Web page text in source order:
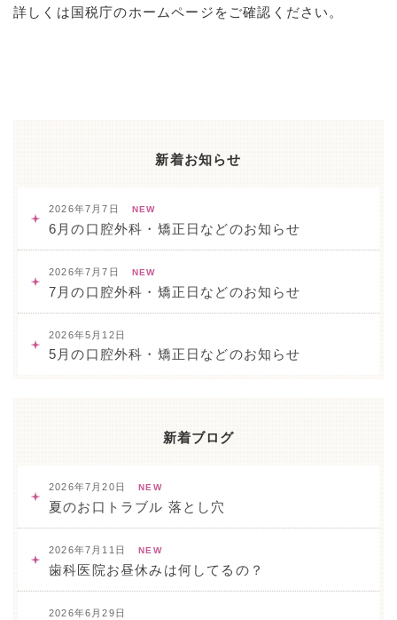
詳しくは国税庁のホームページをご確認ください。
新着お知らせ
2026年7月7日 NEW
6月の口腔外科・矯正日などのお知らせ
2026年7月7日 NEW
7月の口腔外科・矯正日などのお知らせ
2026年5月12日
5月の口腔外科・矯正日などのお知らせ
新着ブログ
2026年7月20日 NEW
夏のお口トラブル 落とし穴
2026年7月11日 NEW
歯科医院お昼休みは何してるの？
2026年6月29日